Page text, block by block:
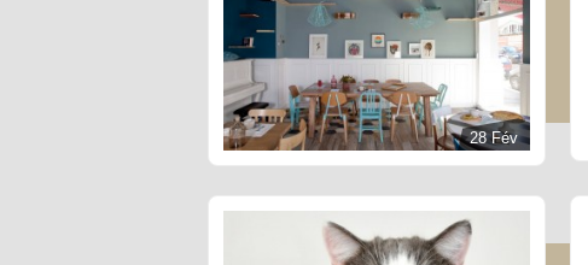
28 Fév